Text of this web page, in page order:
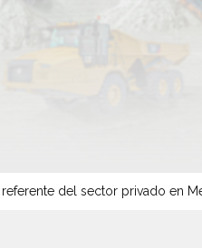
del sector privado en